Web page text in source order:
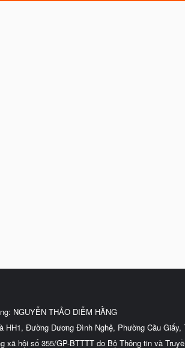
NGUYỄN THẢO DIỄM HẰNG
HH1, Đường Dương Đình Nghệ, Phường Cầu Giấy,
xã hội số 355/GP-BTTTT do Bộ Thông tin và